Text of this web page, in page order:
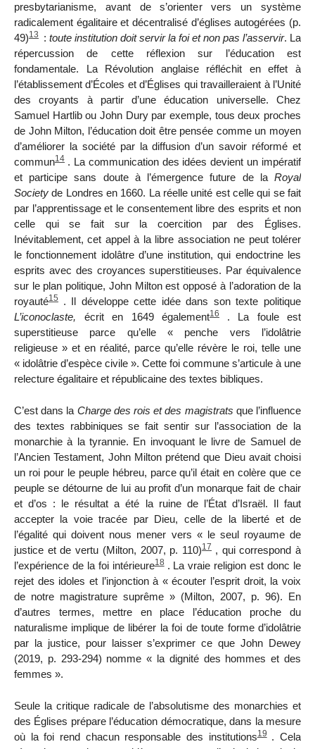
presbytarianisme, avant de s’orienter vers un système
radicalement égalitaire et décentralisé d’églises autogérées (p.
49)13 : toute institution doit servir la foi et non pas l’asservir. La
répercussion de cette réflexion sur l’éducation est
fondamentale. La Révolution anglaise réfléchit en effet à
l’établissement d’Écoles et d’Églises qui travailleraient à l’Unité
des croyants à partir d’une éducation universelle. Chez
Samuel Hartlib ou John Dury par exemple, tous deux proches
de John Milton, l’éducation doit être pensée comme un moyen
d’améliorer la société par la diffusion d’un savoir réformé et
commun14 . La communication des idées devient un impératif
et participe sans doute à l’émergence future de la Royal
Societyde Londres en 1660. La réelle unité est celle qui se fait
par l’apprentissage et le consentement libre des esprits et non
celle qui se fait sur la coercition par des Églises.
Inévitablement, cet appel à la libre association ne peut tolérer
le fonctionnement idolâtre d’une institution, qui endoctrine les
esprits avec des croyances superstitieuses. Par équivalence
sur le plan politique, John Milton est opposé à l’adoration de la
royauté15
. Il développe cette idée dans son texte politique
L’iconoclaste, écrit en 1649 également16
. La foule est
superstitieuse parce qu’elle « penche vers l’idolâtrie
religieuse » et en réalité, parce qu’elle révère le roi, telle une
« idolâtrie d’espèce civile ». Cette foi commune s’articule à une
relecture égalitaire et républicaine des textes bibliques.
C’est dans la Charge des rois et des magistrats que l’influence
des textes rabbiniques se fait sentir sur l’association de la
monarchie à la tyrannie. En invoquant le livre de Samuel de
l’Ancien Testament, John Milton prétend que Dieu avait choisi
un roi pour le peuple hébreu, parce qu’il était en colère que ce
peuple se détourne de lui au profit d’un monarque fait de chair
et d’os : le résultat a été la ruine de l’État d’Israël. Il faut
accepter la voie tracée par Dieu, celle de la liberté et de
l’égalité qui doivent nous mener vers « le seul royaume de
justice et de vertu (Milton, 2007, p. 110)17 , qui correspond à
l’expérience de la foi intérieure18 . La vraie religion est donc le
rejet des idoles et l’injonction à « écouter l’esprit droit, la voix
de notre magistrature suprême » (Milton, 2007, p. 96). En
d’autres termes, mettre en place l’éducation proche du
naturalisme implique de libérer la foi de toute forme d’idolâtrie
par la justice, pour laisser s’exprimer ce que John Dewey
(2019, p. 293-294) nomme « la dignité des hommes et des
femmes ».
Seule la critique radicale de l’absolutisme des monarchies et
des Églises prépare l’éducation démocratique, dans la mesure
où la foi rend chacun responsable des institutions19 . Cela